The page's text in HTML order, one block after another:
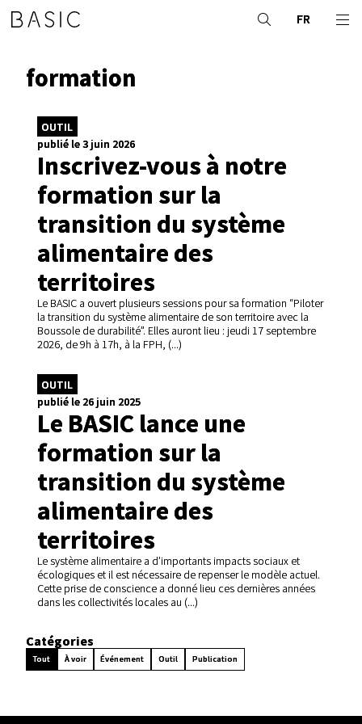
FR
formation
OUTIL
publié le 3 juin 2026
Inscrivez-vous à notre
formation sur la
transition du système
alimentaire des
territoires
Le BASIC a ouvert plusieurs sessions pour sa formation “Piloter
la transition du système alimentaire de son territoire avec la
Boussole de durabilité”. Elles auront lieu : jeudi 17 septembre
2026, de 9h à 17h, à la FPH, (...)
OUTIL
publié le 26 juin 2025
Le BASIC lance une
formation sur la
transition du système
alimentaire des
territoires
Le système alimentaire a d’importants impacts sociaux et
écologiques et il est nécessaire de repenser le modèle actuel.
Cette prise de conscience a donné lieu ces dernières années
dans les collectivités locales au (...)
Catégories
Tout À voir Événement Outil Publication